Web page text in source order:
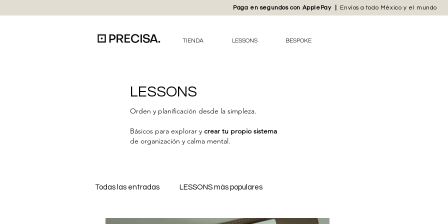
Paga en segundos con ApplePay Envíos a todo México y el mundo
TIENDA LESSONS BESPOKE
LESSONS
Orden y planificación desde la simpleza.
Básicos para explorar y crear tu propio sistema
de organización y calma mental.
Todas las entradas LESSONS más populares